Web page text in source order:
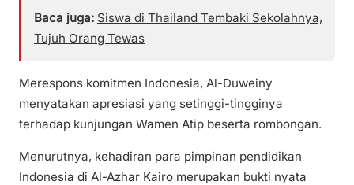
Baca juga: Siswa di Thailand Tembaki Sekolahnya,
Tujuh Orang Tewas
Merespons komitmen Indonesia, Al-Duweiny
menyatakan apresiasi yang setinggi-tingginya
terhadap kunjungan Wamen Atip beserta rombongan.
Menurutnya, kehadiran para pimpinan pendidikan
Indonesia di Al-Azhar Kairo merupakan bukti nyata